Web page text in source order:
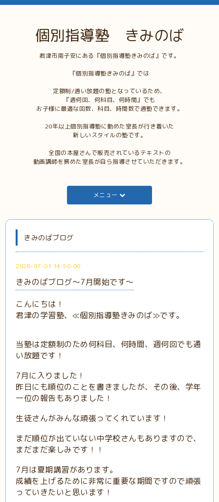
個別指導塾 きみのば
君津市南子安にある『個別指導塾きみのば』です。
『個別指導塾きみのば』では
定額制/通い放題の塾となっているため、
『週何回、何科目、何時間』でも
お子様に最適な回数、科目、時間数で通塾できます。
20年以上個別指導塾に勤めた室長が行き着いた
新しいスタイルの塾です。
全国の本屋さんで販売されているテキストの
動画講師を務めた室長が自ら指導させていただきます。
メニュー
きみのばブログ
2026-07-01 14:50:00
きみのばブログ～7月開始です～
こんにちは！
君津の学習塾、≪個別指導塾きみのば≫です。
当塾は定額制のため何科目、何時間、週何回でも通
い放題です！
7月に入りました！
昨日にも順位のことを書きましたが、その後、学年
一位の報告もありました！
生徒さんがみんな頑張ってくれています！
まだ順位が出ていない中学校さんもありますので、
まだまだ楽しみです！！
7月は夏期講習があります。
成績を上げるために非常に重要な期間ですので頑張
っていきたいと思います！